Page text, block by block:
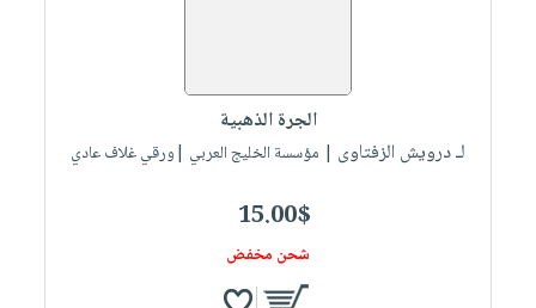
الجرة الذهبية
لـ درويش الزفتاوى | مؤسسة الخليج العربي |ورقي غلاف عادي
15.00$
شحن مخفض